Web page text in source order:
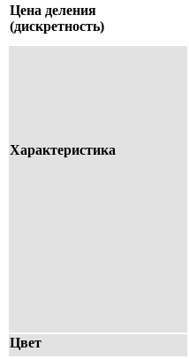
Цена деления
(дискретность)
Характеристика
Цвет